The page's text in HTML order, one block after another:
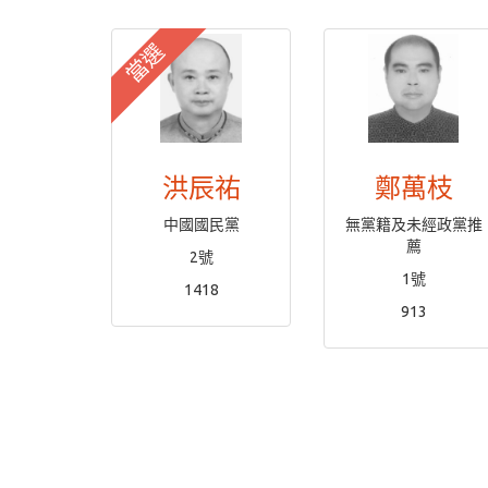
當選
洪辰祐
中國國民黨
2號
1418
鄭萬枝
無黨籍及未經政黨推
薦
1號
913